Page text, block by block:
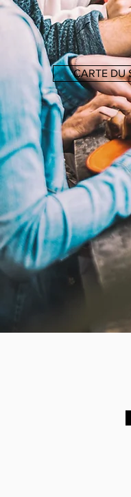
CARTE DU